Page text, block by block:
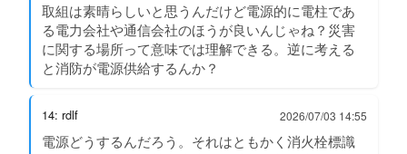
取組は素晴らしいと思うんだけど電源的に電柱であ
る電力会社や通信会社のほうが良いんじゃね？災害
に関する場所って意味では理解できる。逆に考える
と消防が電源供給するんか？
14: rdlf 2026/07/03 14:55
電源どうするんだろう。それはともかく消火栓標識